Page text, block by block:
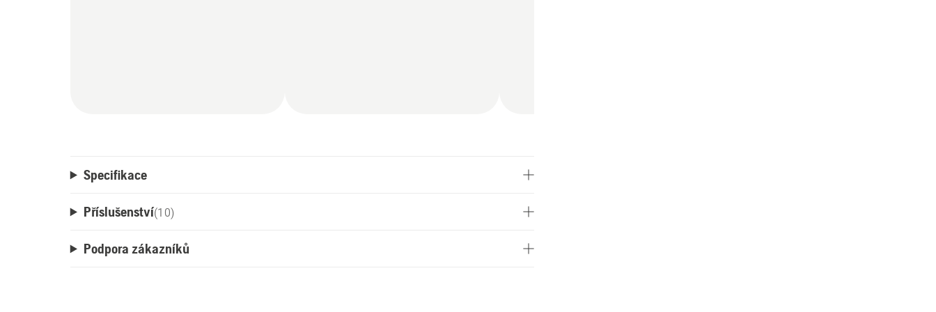
Specifikace
Příslušenství(10)
Podpora zákazníků